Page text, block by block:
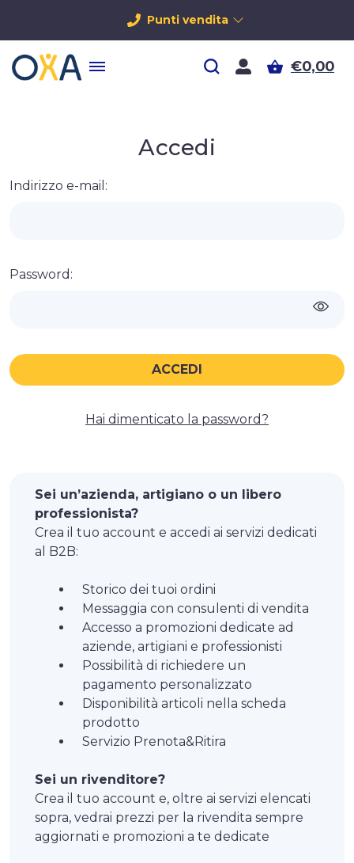
Punti vendita
€0,00
Accedi
Indirizzo e-mail:
Password:
Hai dimenticato la password?
Sei un’azienda, artigiano o un libero
professionista?
Crea il tuo account e accedi ai servizi dedicati
al B2B:
Storico dei tuoi ordini
Messaggia con consulenti di vendita
Accesso a promozioni dedicate ad
aziende, artigiani e professionisti
Possibilità di richiedere un
pagamento personalizzato
Disponibilità articoli nella scheda
prodotto
Servizio Prenota&Ritira
Sei un rivenditore?
Crea il tuo account e, oltre ai servizi elencati
sopra, vedrai prezzi per la rivendita sempre
aggiornati e promozioni a te dedicate